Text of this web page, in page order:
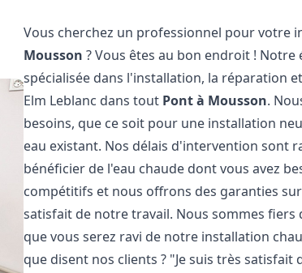
Vous cherchez un professionnel pour votre
Mousson ? Vous êtes au bon endroit !
spécialisée dans l'installation, la réparation
Elm Leblanc dans tout Pont à Mousson.
besoins, que ce soit pour une installation
eau existant. Nos délais d'intervention sont
bénéficier de l'eau chaude dont vous avez
compétitifs et nous offrons des garanties
satisfait de notre travail. Nous sommes
que vous serez ravi de notre installation
que disent nos clients ? "Je suis très